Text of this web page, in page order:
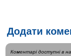
Додати
Коментарі доступні в